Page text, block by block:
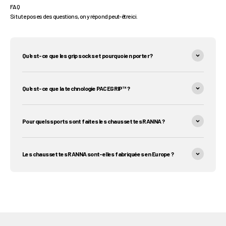
FAQ
Si tu te poses des questions, on y répond peut-être ici.
Qu'est-ce que les grip socks et pourquoi en porter ?
Qu'est-ce que la technologie PACEGRIP™ ?
Pour quels sports sont faites les chaussettes RANNA ?
Les chaussettes RANNA sont-elles fabriquées en Europe ?